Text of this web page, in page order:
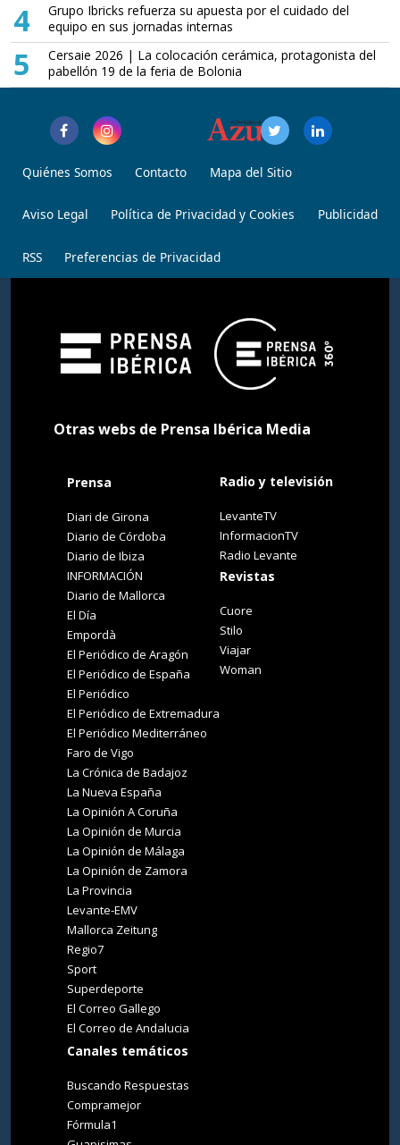
4
Grupo Ibricks refuerza su apuesta por el cuidado del
equipo en sus jornadas internas
5
Cersaie 2026 | La colocación cerámica, protagonista del
pabellón 19 de la feria de Bolonia
Quiénes Somos Contacto Mapa del Sitio
Aviso Legal Política de Privacidad y Cookies Publicidad
RSS Preferencias de Privacidad
Otras webs de Prensa Ibérica Media
Prensa
Diari de Girona
Diario de Córdoba
Diario de Ibiza
INFORMACIÓN
Diario de Mallorca
El Día
Empordà
El Periódico de Aragón
El Periódico de España
El Periódico
El Periódico de Extremadura
El Periódico Mediterráneo
Faro de Vigo
La Crónica de Badajoz
La Nueva España
La Opinión A Coruña
La Opinión de Murcia
La Opinión de Málaga
La Opinión de Zamora
La Provincia
Levante-EMV
Mallorca Zeitung
Regio7
Sport
Superdeporte
El Correo Gallego
El Correo de Andalucia
Canales temáticos
Buscando Respuestas
Compramejor
Fórmula1
Radio y televisión
LevanteTV
InformacionTV
Radio Levante
Revistas
Cuore
Stilo
Viajar
Woman